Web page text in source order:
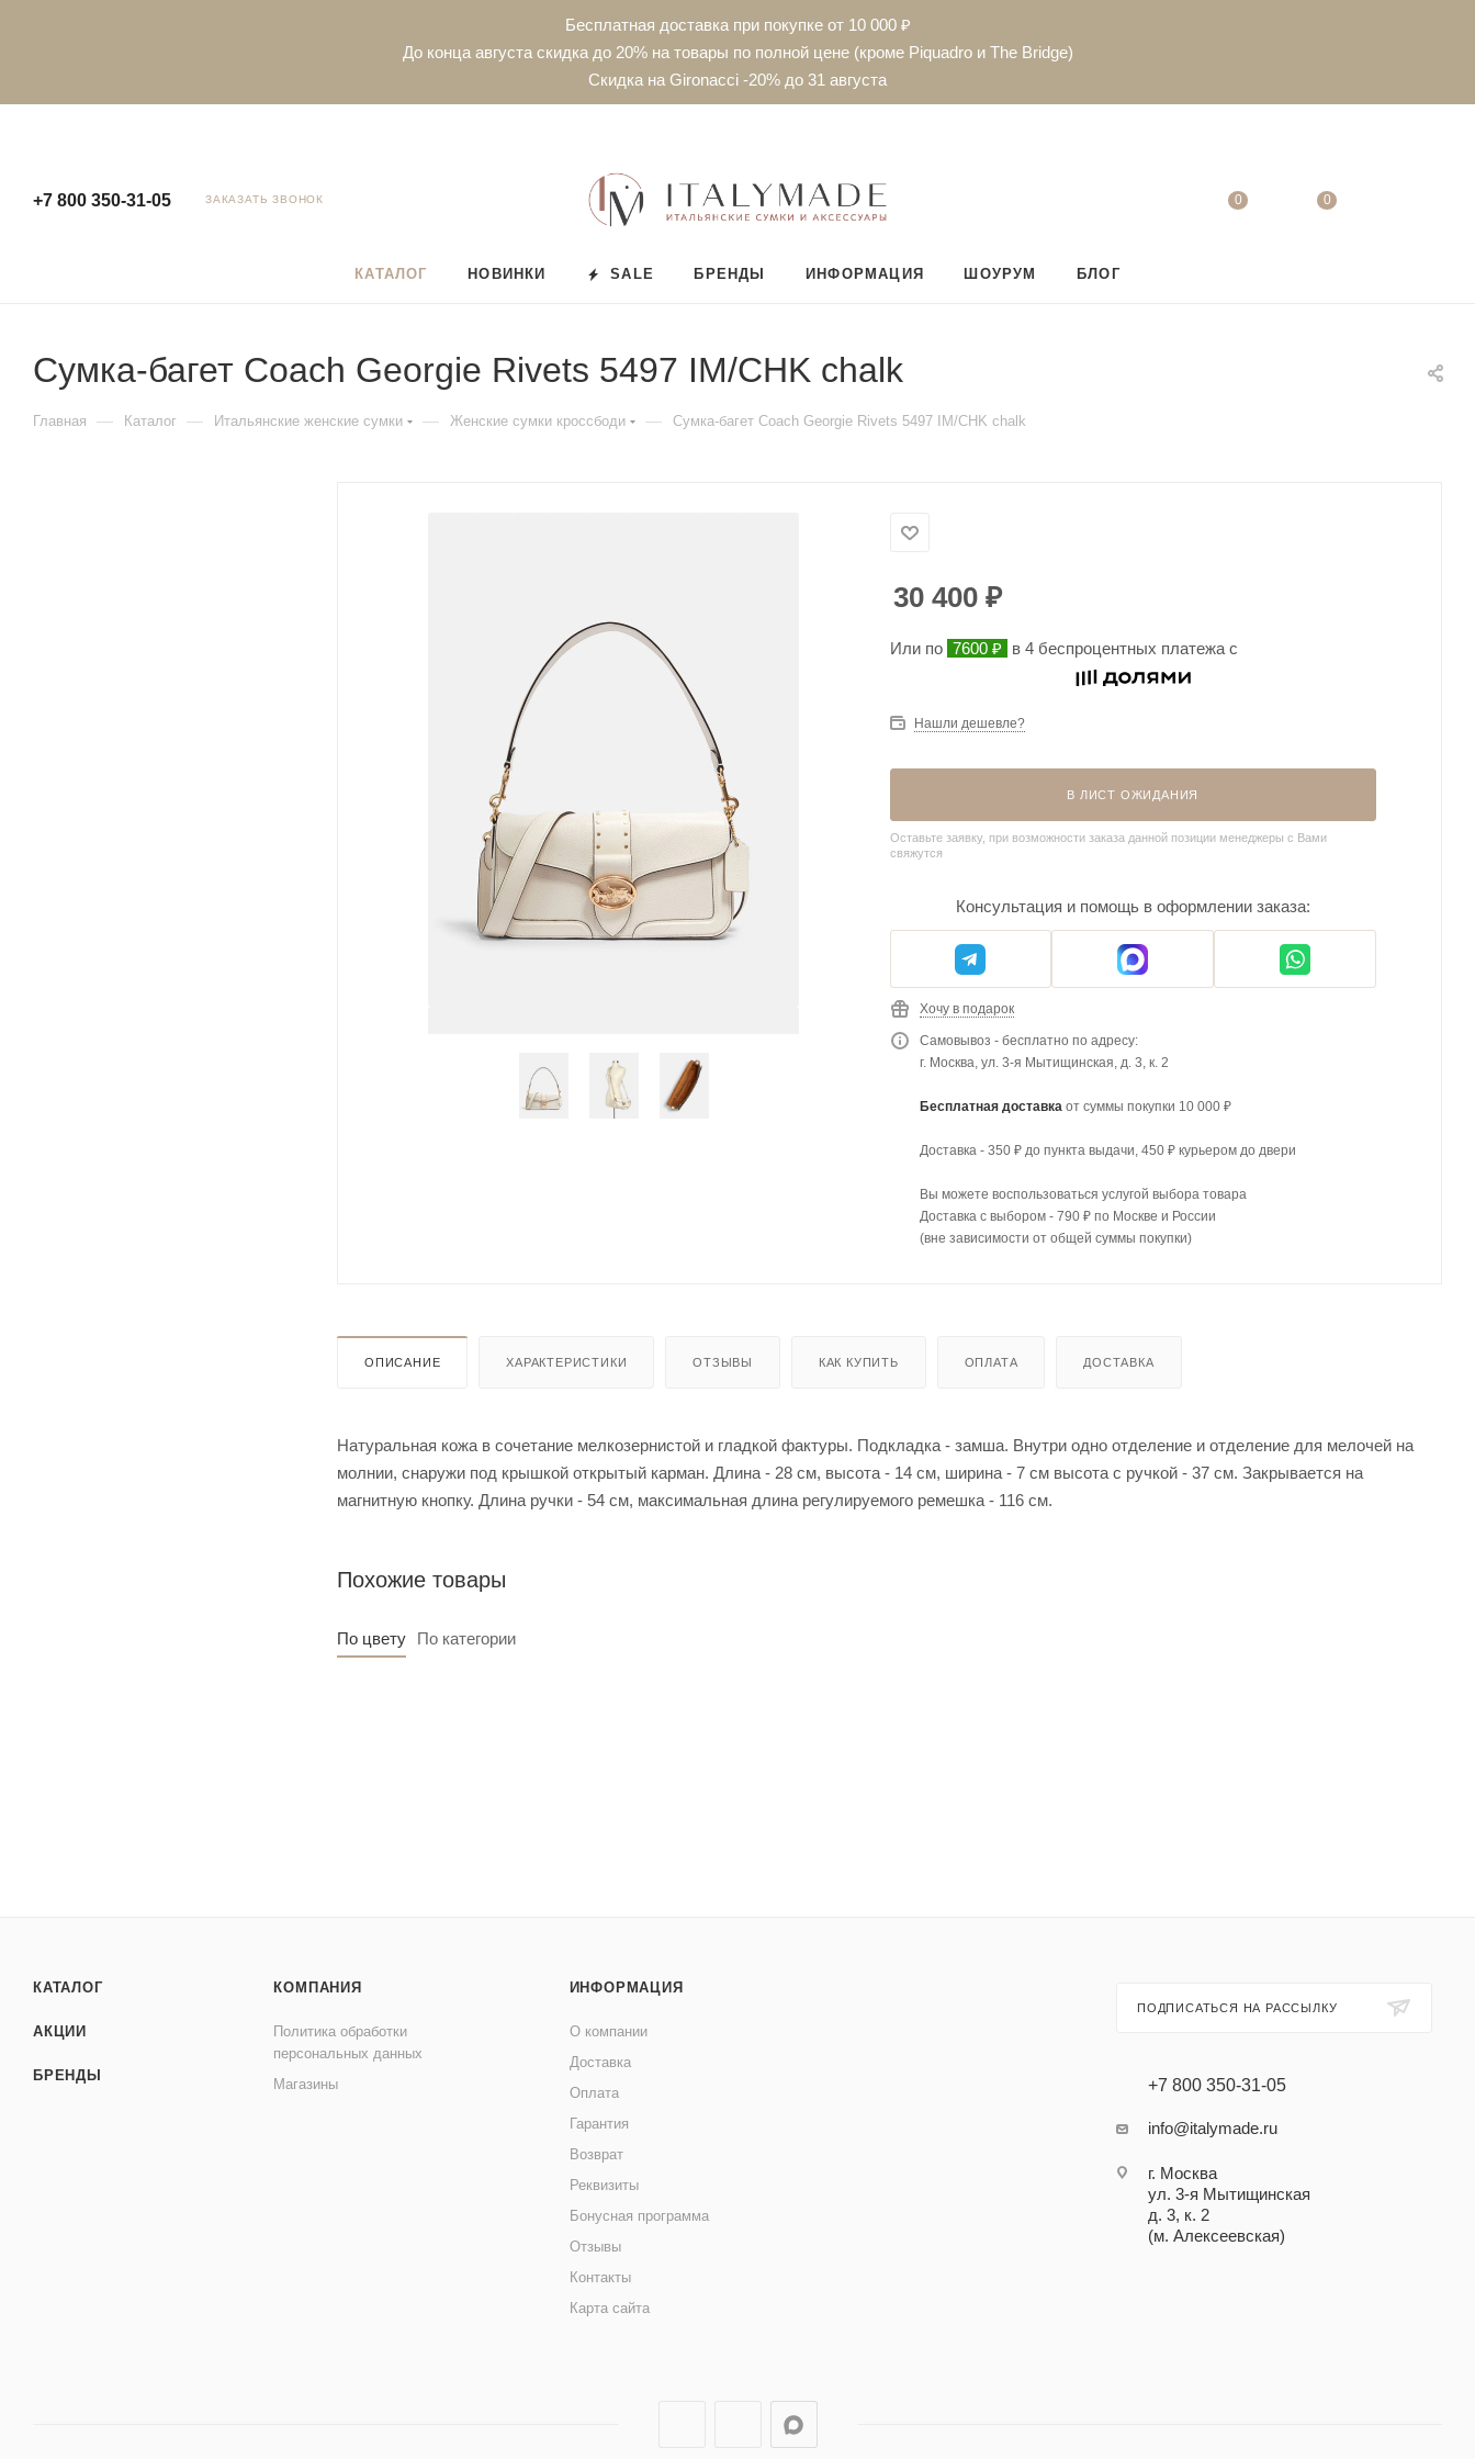
Бесплатная доставка при покупке от 10 000 ₽
До конца августа скидка до 20% на товары по полной цене (кроме Piquadro и The Bridge)
Скидка на Gironacci -20% до 31 августа
+7 800 350-31-05 ЗАКАЗАТЬ ЗВОНОК 0 0
КАТАЛОГ НОВИНКИ SALE БРЕНДЫ ИНФОРМАЦИЯ ШОУРУМ БЛОГ
Сумка-багет Coach Georgie Rivets 5497 IM/CHK chalk
Главная — Каталог — Итальянские женские сумки — Женские сумки кроссбоди — Сумка-багет Coach Georgie Rivets 5497 IM/CHK chalk
30 400₽
Или по 7600 ₽ в 4 беспроцентных платежа с
Нашли дешевле?
В ЛИСТ ОЖИДАНИЯ
Оставьте заявку, при возможности заказа данной позиции менеджеры с Вами
свяжутся
Консультация и помощь в оформлении заказа:
Хочу в подарок
Самовывоз - бесплатно по адресу:
г. Москва, ул. 3-я Мытищинская, д. 3, к. 2
Бесплатная доставкаот суммы покупки 10 000 ₽
Доставка - 350 ₽ до пункта выдачи, 450 ₽ курьером до двери
Вы можете воспользоваться услугой выбора товара
Доставка с выбором - 790 ₽ по Москве и России
(вне зависимости от общей суммы покупки)
ОПИСАНИЕ ХАРАКТЕРИСТИКИ ОТЗЫВЫ КАК КУПИТЬ ОПЛАТА ДОСТАВКА
Натуральная кожа в сочетание мелкозернистой и гладкой фактуры. Подкладка - замша. Внутри одно отделение и отделение для мелочей на
молнии, снаружи под крышкой открытый карман. Длина - 28 см, высота - 14 см, ширина - 7 см высота с ручкой - 37 см. Закрывается на
магнитную кнопку. Длина ручки - 54 см, максимальная длина регулируемого ремешка - 116 см.
Похожие товары
По цвету По категории
КАТАЛОГ
АКЦИИ
БРЕНДЫ
КОМПАНИЯ
Политика обработки
персональных данных
Магазины
ИНФОРМАЦИЯ
О компании
Доставка
Оплата
Гарантия
Возврат
Реквизиты
Бонусная программа
Отзывы
Контакты
Карта сайта
ПОДПИСАТЬСЯ НА РАССЫЛКУ
+7 800 350-31-05
info@italymade.ru
г. Москва
ул. 3-я Мытищинская
д. 3, к. 2
(м. Алексеевская)